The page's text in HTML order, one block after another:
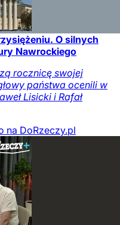
O silnych
Nawrockiego
rocznicę swojej
państwa ocenili w
Lisicki i Rafał
na DoRzeczy.pl